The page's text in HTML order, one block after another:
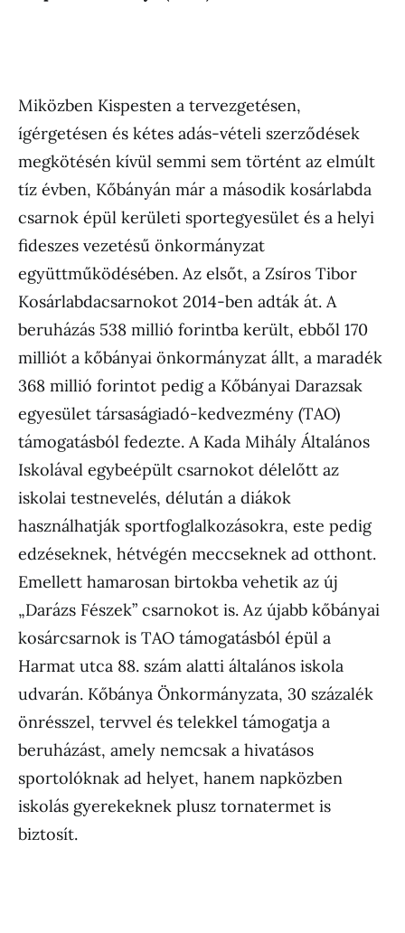
Miközben Kispesten a tervezgetésen,
ígérgetésen és kétes adás-vételi szerződések
megkötésén kívül semmi sem történt az elmúlt
tíz évben, Kőbányán már a második kosárlabda
csarnok épül kerületi sportegyesület és a helyi
fideszes vezetésű önkormányzat
együttműködésében. Az elsőt, a Zsíros Tibor
Kosárlabdacsarnokot 2014-ben adták át. A
beruházás 538 millió forintba került, ebből 170
milliót a kőbányai önkormányzat állt, a maradék
368 millió forintot pedig a Kőbányai Darazsak
egyesület társaságiadó-kedvezmény (TAO)
támogatásból fedezte. A Kada Mihály Általános
Iskolával egybeépült csarnokot délelőtt az
iskolai testnevelés, délután a diákok
használhatják sportfoglalkozásokra, este pedig
edzéseknek, hétvégén meccseknek ad otthont.
Emellett hamarosan birtokba vehetik az új
„Darázs Fészek” csarnokot is. Az újabb kőbányai
kosárcsarnok is TAO támogatásból épül a
Harmat utca 88. szám alatti általános iskola
udvarán. Kőbánya Önkormányzata, 30 százalék
önrésszel, tervvel és telekkel támogatja a
beruházást, amely nemcsak a hivatásos
sportolóknak ad helyet, hanem napközben
iskolás gyerekeknek plusz tornatermet is
biztosít.